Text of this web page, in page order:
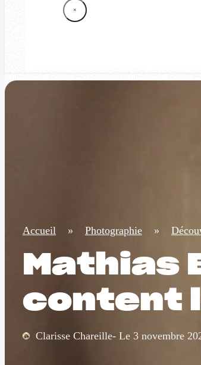
×
Accueil » Photographie »
Mathias
content
Clarisse Chareille- Le 3 novembre